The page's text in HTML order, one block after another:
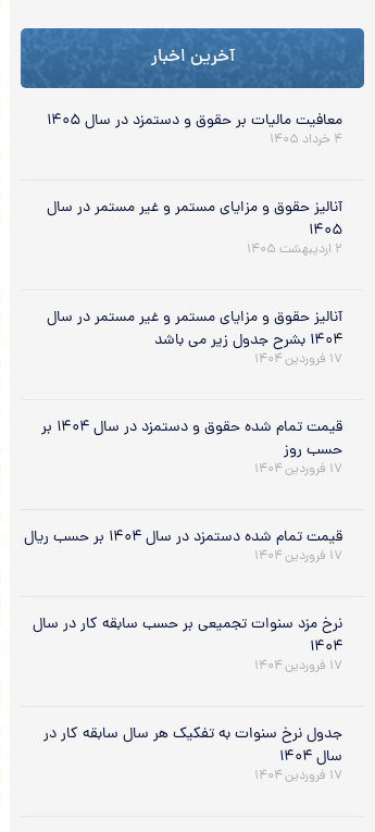
آخرین اخبار
معافیت مالیات بر حقوق و دستمزد در سال ۱۴۰۵
۴ خرداد ۱۴۰۵
آنالیز حقوق و مزایای مستمر و غیر مستمر در سال
۱۴۰۵
۲ اردیبهشت ۱۴۰۵
آنالیز حقوق و مزایای مستمر و غیر مستمر در سال
۱۴۰۴ بشرح جدول زیر می باشد
۱۷ فروردین ۱۴۰۴
قیمت تمام شده حقوق و دستمزد در سال ۱۴۰۴ بر
حسب روز
۱۷ فروردین ۱۴۰۴
قیمت تمام شده دستمزد در سال ۱۴۰۴ بر حسب ریال
۱۷ فروردین ۱۴۰۴
نرخ مزد سنوات تجمیعی بر حسب سابقه کار در سال
۱۴۰۴
۱۷ فروردین ۱۴۰۴
جدول نرخ سنوات به تفکیک هر سال سابقه کار در
سال ۱۴۰۴
۱۷ فروردین ۱۴۰۴